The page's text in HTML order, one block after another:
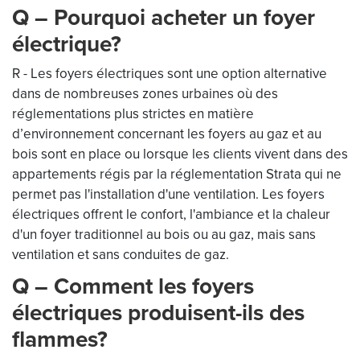
Q – Pourquoi acheter un foyer
électrique?
R - Les foyers électriques sont une option alternative
dans de nombreuses zones urbaines où des
réglementations plus strictes en matière
d’environnement concernant les foyers au gaz et au
bois sont en place ou lorsque les clients vivent dans des
appartements régis par la réglementation Strata qui ne
permet pas l'installation d'une ventilation. Les foyers
électriques offrent le confort, l'ambiance et la chaleur
d'un foyer traditionnel au bois ou au gaz, mais sans
ventilation et sans conduites de gaz.
Q – Comment les foyers
électriques produisent-ils des
flammes?